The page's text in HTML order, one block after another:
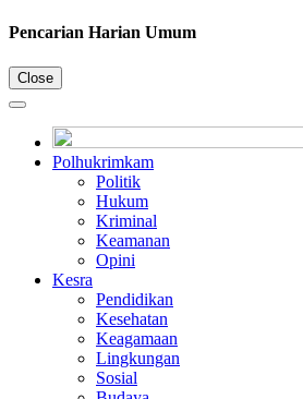
Pencarian Harian Umum
Close
Polhukrimkam
Politik
Hukum
Kriminal
Keamanan
Opini
Kesra
Pendidikan
Kesehatan
Keagamaan
Lingkungan
Sosial